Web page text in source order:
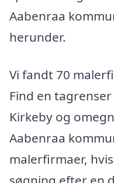
Aabenraa
herunder.
Vi fandt 70
Find en
Kirkeby og
Aabenraa
malerfirmaer,